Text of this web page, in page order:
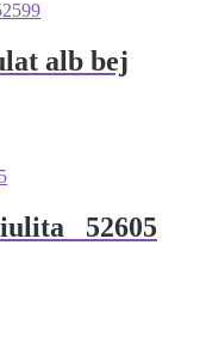
alb bej
52605